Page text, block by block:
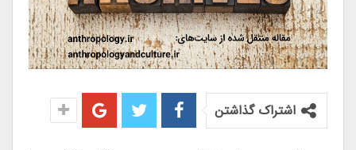
اشتراک گذاشتن